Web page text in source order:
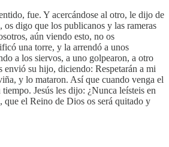
fue. Y acercándose al otro, le dijo de
digo que los publicanos y las rameras
aún viendo esto, no os
una torre, y la arrendó a unos
a los siervos, a uno golpearon, a otro
envió su hijo, diciendo: Respetarán a mi
y lo mataron. Así que cuando venga el
Jesús les dijo: ¿Nunca leísteis en
que el Reino de Dios os será quitado y